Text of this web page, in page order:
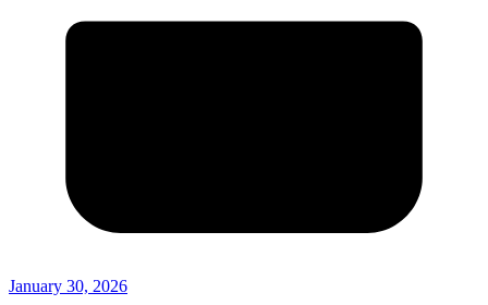
January 30, 2026